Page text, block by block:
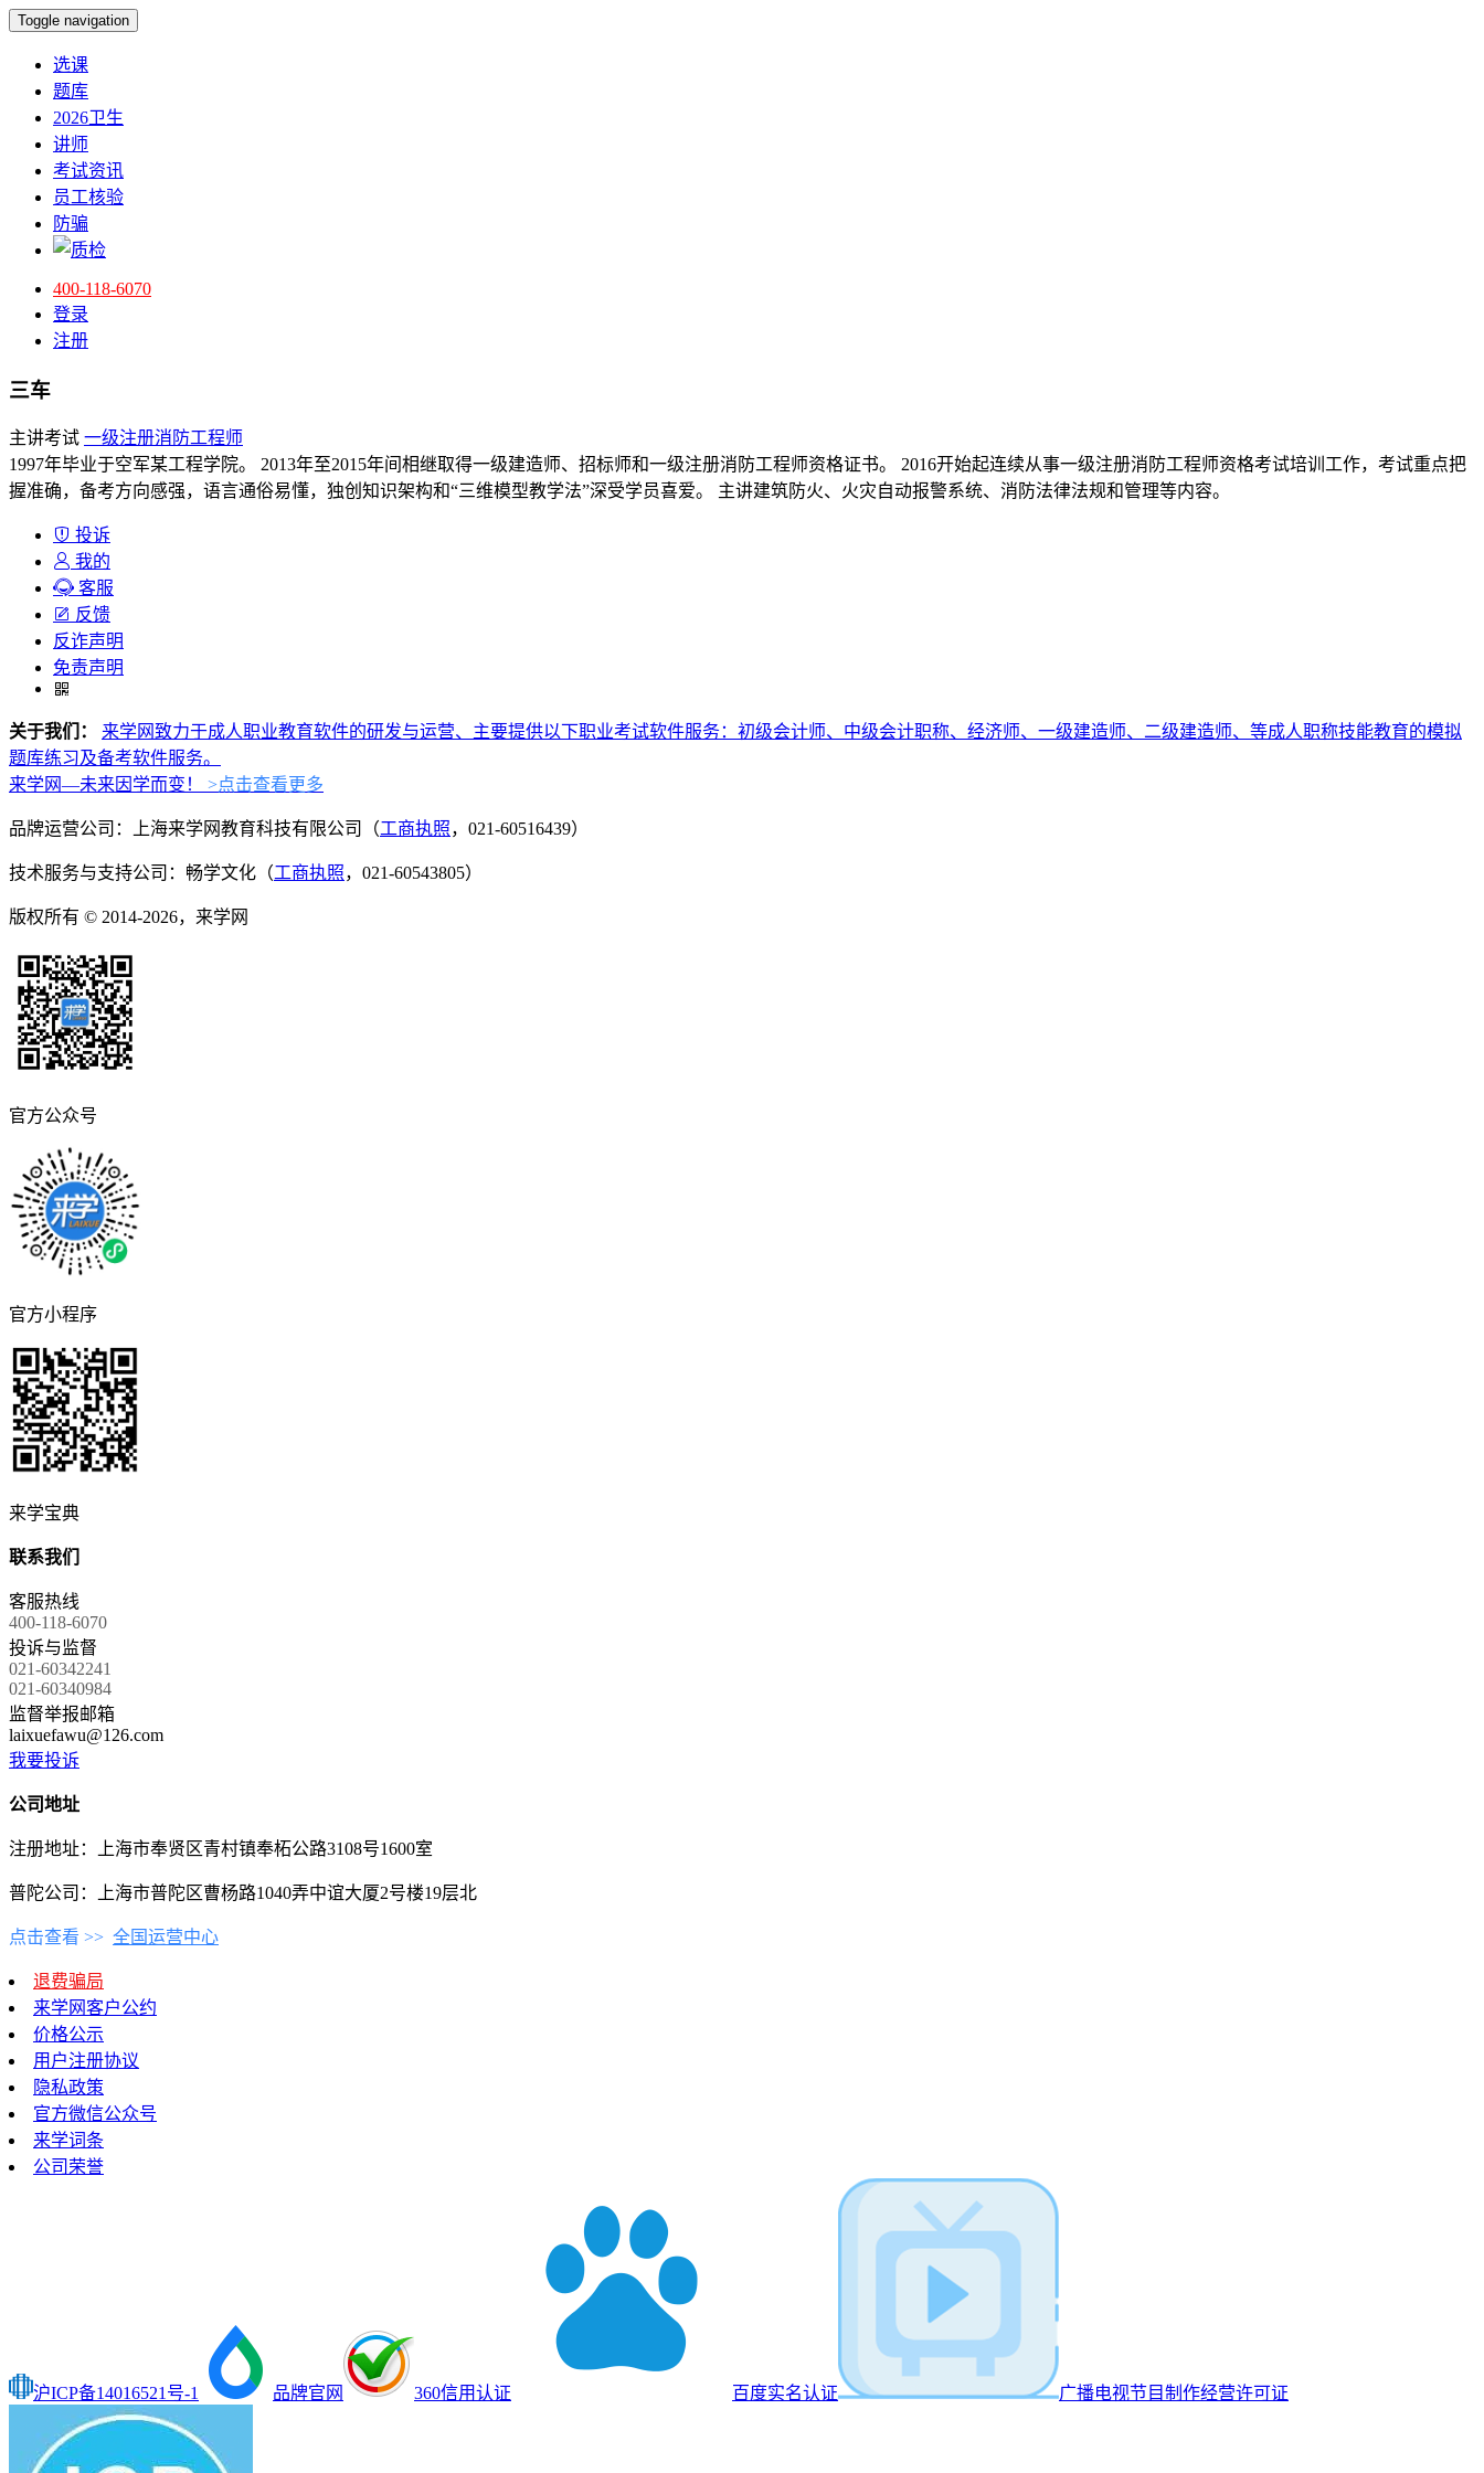
Toggle navigation
选课
题库
2026卫生
讲师
考试资讯
员工核验
防骗
400-118-6070
登录
注册
三车
主讲考试 一级注册消防工程师
1997年毕业于空军某工程学院。 2013年至2015年间相继取得一级建造师、招标师和一级注册消防工程师资格证书。 2016开始起连续从事一级注册消防工程师资格考试培训工作，考试重点把
握准确，备考方向感强，语言通俗易懂，独创知识架构和“三维模型教学法”深受学员喜爱。 主讲建筑防火、火灾自动报警系统、消防法律法规和管理等内容。
投诉
我的
客服
反馈
反诈声明
免责声明
关于我们：
来学网致力于成人职业教育软件的研发与运营、主要提供以下职业考试软件服务：初级会计师、中级会计职称、经济师、一级建造师、二级建造师、等成人职称技能教育的模拟
题库练习及备考软件服务。
来学网—未来因学而变！
>点击查看更多
品牌运营公司：上海来学网教育科技有限公司（工商执照，021-60516439）
技术服务与支持公司：畅学文化（工商执照，021-60543805）
版权所有 © 2014-2026，来学网
官方公众号
官方小程序
来学宝典
联系我们
客服热线
400-118-6070
投诉与监督
021-60342241
021-60340984
监督举报邮箱
laixuefawu@126.com
我要投诉
公司地址
注册地址：上海市奉贤区青村镇奉柘公路3108号1600室
普陀公司：上海市普陀区曹杨路1040弄中谊大厦2号楼19层北
点击查看 >> 全国运营中心
退费骗局
来学网客户公约
价格公示
用户注册协议
隐私政策
官方微信公众号
来学词条
公司荣誉
沪ICP备14016521号-1 品牌官网 360信用认证 百度实名认证 广播电视节目制作经营许可证